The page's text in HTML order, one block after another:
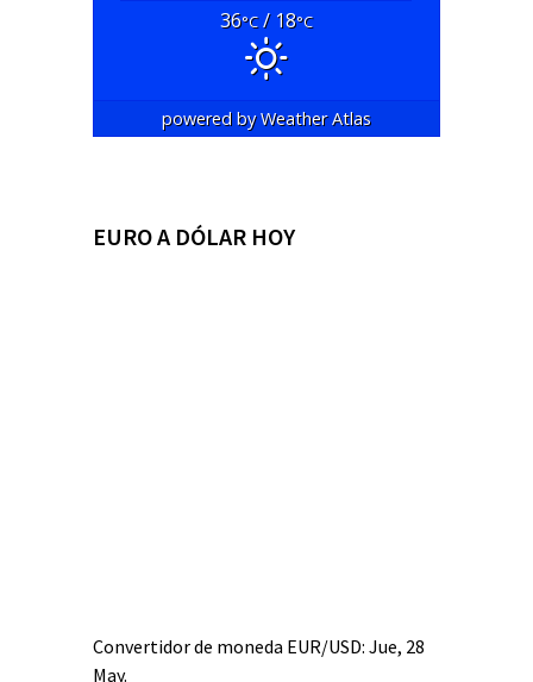
36°C/ 18°C
powered byWeather Atlas
EURO A DÓLAR HOY
Convertidor de moneda EUR/USD: Jue, 28
May.